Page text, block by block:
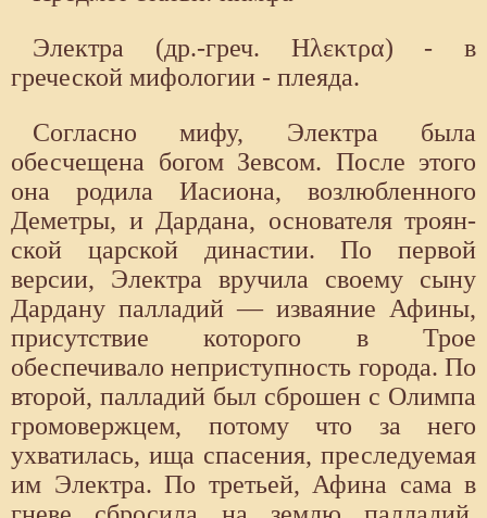
Электра (др.-греч. Ηλεκτρα) - в
греческой мифологии - плеяда.
Согласно мифу, Электра была
обесчещена богом Зевсом. После этого
она родила Иасиона, возлюбленного
Деметры, и Дардана, основателя троян­
ской царской династии. По первой
версии, Элек­тра вручила своему сыну
Дардану палладий — изваяние Афины,
присут­ствие которого в Трое
обеспечивало неприступность города. По
второй, палладий был сброшен с Олимпа
громовержцем, потому что за него
ухватилась, ища спасения, преследуемая
им Электра. По третьей, Афина сама в